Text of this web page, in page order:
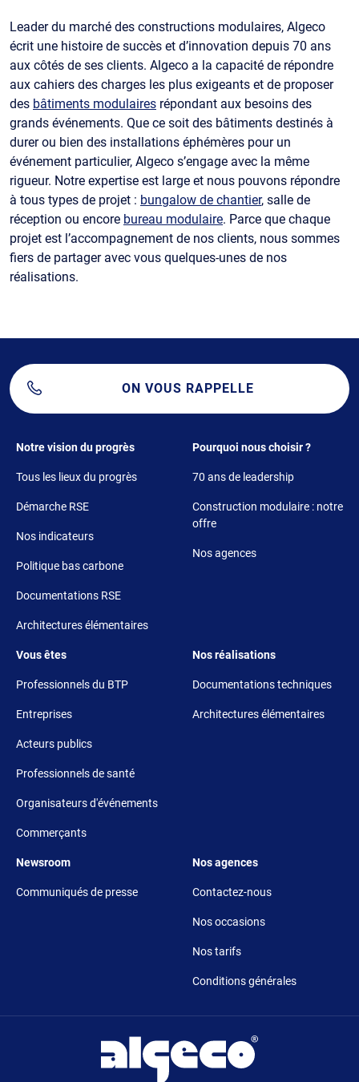
Leader du marché des constructions modulaires, Algeco
écrit une histoire de succès et d’innovation depuis 70 ans
aux côtés de ses clients. Algeco a la capacité de répondre
aux cahiers des charges les plus exigeants et de proposer
des bâtiments modulaires répondant aux besoins des
grands événements. Que ce soit des bâtiments destinés à
durer ou bien des installations éphémères pour un
événement particulier, Algeco s’engage avec la même
rigueur. Notre expertise est large et nous pouvons répondre
à tous types de projet : bungalow de chantier, salle de
réception ou encore bureau modulaire. Parce que chaque
projet est l’accompagnement de nos clients, nous sommes
fiers de partager avec vous quelques-unes de nos
réalisations.
ON VOUS RAPPELLE
Footer 1
Notre vision du progrès
Tous les lieux du progrès
Démarche RSE
Nos indicateurs
Politique bas carbone
Documentations RSE
Architectures élémentaires
Footer 2
Pourquoi nous choisir ?
70 ans de leadership
Construction modulaire : notre
offre
Nos agences
Footer 3
Vous êtes
Professionnels du BTP
Entreprises
Acteurs publics
Professionnels de santé
Organisateurs d'événements
Commerçants
Footer 4
Nos réalisations
Documentations techniques
Architectures élémentaires
Footer 5
Newsroom
Communiqués de presse
Footer 6
Nos agences
Contactez-nous
Nos occasions
Nos tarifs
Conditions générales